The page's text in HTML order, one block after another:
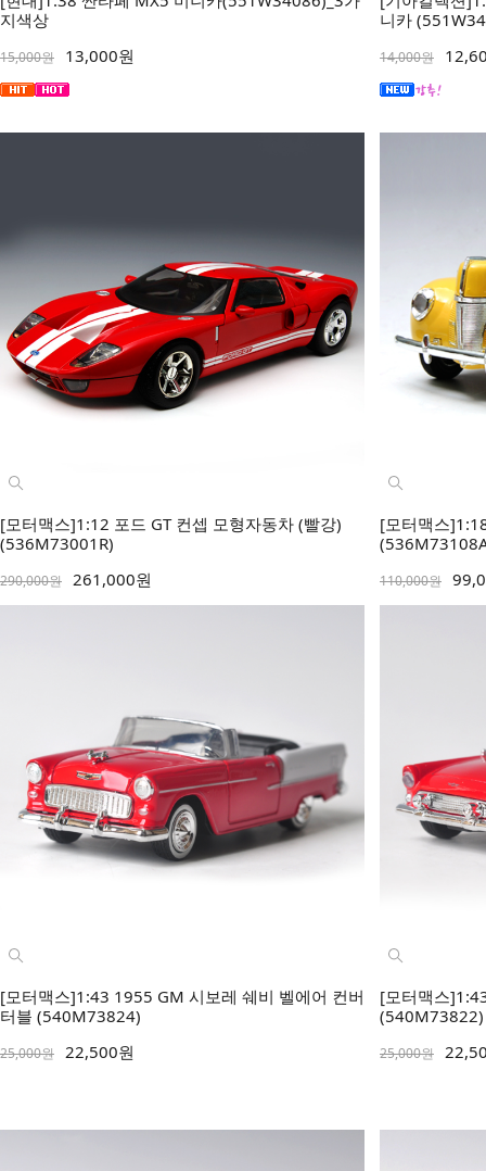
지색상
15,000원 13,000원
니카
14,000원
[모터맥스]1:12 포드 GT 컨셉 모형자동차 (빨강)
(536M73001R)
290,000원 261,000원
[모터맥스
110,000원
[모터맥스]1:43 1955 GM 시보레 쉐비 벨에어 컨버
터블 (540M73824)
25,000원 22,500원
[모터맥스
(540M73822)
25,000원